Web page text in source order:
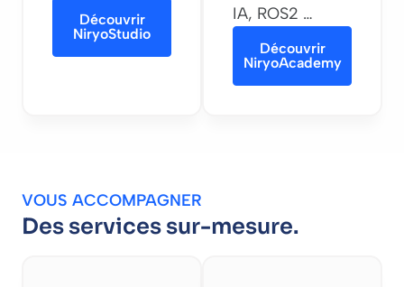
Découvrir
NiryoStudio
IA, ROS2 …
Découvrir
NiryoAcademy
VOUS ACCOMPAGNER
Des services sur-mesure.